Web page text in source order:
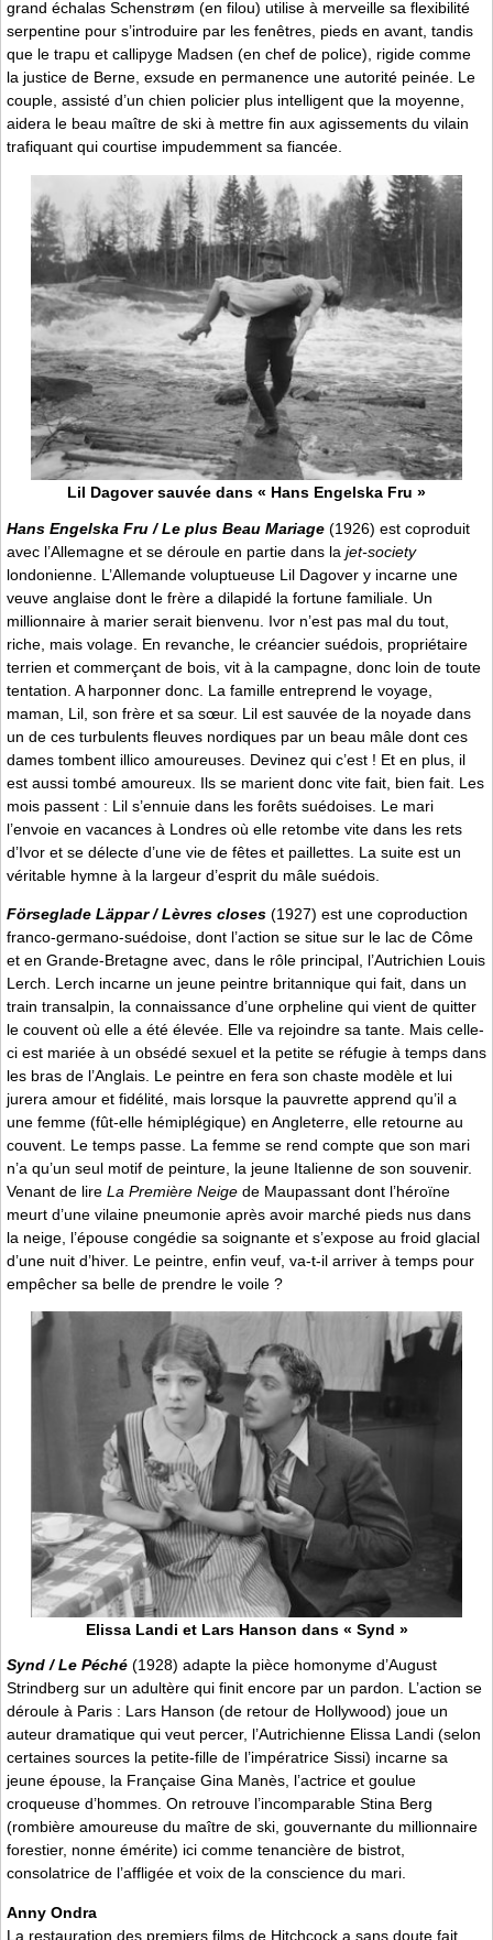
grand échalas Schenstrøm (en filou) utilise à merveille sa flexibilité
serpentine pour s’introduire par les fenêtres, pieds en avant, tandis
que le trapu et callipyge Madsen (en chef de police), rigide comme
la justice de Berne, exsude en permanence une autorité peinée. Le
couple, assisté d’un chien policier plus intelligent que la moyenne,
aidera le beau maître de ski à mettre fin aux agissements du vilain
trafiquant qui courtise impudemment sa fiancée.
Lil Dagover sauvée dans « Hans Engelska Fru »
Hans Engelska Fru / Le plus Beau Mariage (1926) est coproduit
avec l’Allemagne et se déroule en partie dans la jet-society
londonienne. L’Allemande voluptueuse Lil Dagover y incarne une
veuve anglaise dont le frère a dilapidé la fortune familiale. Un
millionnaire à marier serait bienvenu. Ivor n’est pas mal du tout,
riche, mais volage. En revanche, le créancier suédois, propriétaire
terrien et commerçant de bois, vit à la campagne, donc loin de toute
tentation. A harponner donc. La famille entreprend le voyage,
maman, Lil, son frère et sa sœur. Lil est sauvée de la noyade dans
un de ces turbulents fleuves nordiques par un beau mâle dont ces
dames tombent illico amoureuses. Devinez qui c’est ! Et en plus, il
est aussi tombé amoureux. Ils se marient donc vite fait, bien fait. Les
mois passent : Lil s’ennuie dans les forêts suédoises. Le mari
l’envoie en vacances à Londres où elle retombe vite dans les rets
d’Ivor et se délecte d’une vie de fêtes et paillettes. La suite est un
véritable hymne à la largeur d’esprit du mâle suédois.
Förseglade Läppar / Lèvres closes (1927) est une coproduction
franco-germano-suédoise, dont l’action se situe sur le lac de Côme
et en Grande-Bretagne avec, dans le rôle principal, l’Autrichien Louis
Lerch. Lerch incarne un jeune peintre britannique qui fait, dans un
train transalpin, la connaissance d’une orpheline qui vient de quitter
le couvent où elle a été élevée. Elle va rejoindre sa tante. Mais celle-
ci est mariée à un obsédé sexuel et la petite se réfugie à temps dans
les bras de l’Anglais. Le peintre en fera son chaste modèle et lui
jurera amour et fidélité, mais lorsque la pauvrette apprend qu’il a
une femme (fût-elle hémiplégique) en Angleterre, elle retourne au
couvent. Le temps passe. La femme se rend compte que son mari
n’a qu’un seul motif de peinture, la jeune Italienne de son souvenir.
Venant de lire La Première Neige de Maupassant dont l’héroïne
meurt d’une vilaine pneumonie après avoir marché pieds nus dans
la neige, l’épouse congédie sa soignante et s’expose au froid glacial
d’une nuit d’hiver. Le peintre, enfin veuf, va-t-il arriver à temps pour
empêcher sa belle de prendre le voile ?
Elissa Landi et Lars Hanson dans « Synd »
Synd / Le Péché (1928) adapte la pièce homonyme d’August
Strindberg sur un adultère qui finit encore par un pardon. L’action se
déroule à Paris : Lars Hanson (de retour de Hollywood) joue un
auteur dramatique qui veut percer, l’Autrichienne Elissa Landi (selon
certaines sources la petite-fille de l’impératrice Sissi) incarne sa
jeune épouse, la Française Gina Manès, l’actrice et goulue
croqueuse d’hommes. On retrouve l’incomparable Stina Berg
(rombière amoureuse du maître de ski, gouvernante du millionnaire
forestier, nonne émérite) ici comme tenancière de bistrot,
consolatrice de l’affligée et voix de la conscience du mari.
Anny Ondra
La restauration des premiers films de Hitchcock a sans doute fait